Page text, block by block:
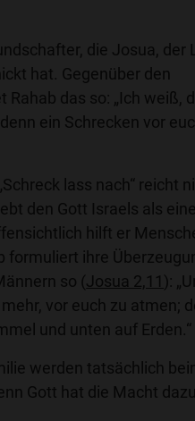
die Josua, der
hat. Gegenüber den
Rahab das so: „Ich weiß,
ein Schrecken vor
lass nach“ reicht
den Gott Israels als
hilft er
formuliert ihre
so (Josua 2,11 ):
vor euch zu atmen;
und unten auf Erden.“
werden tatsächlich
Gott hat die Macht